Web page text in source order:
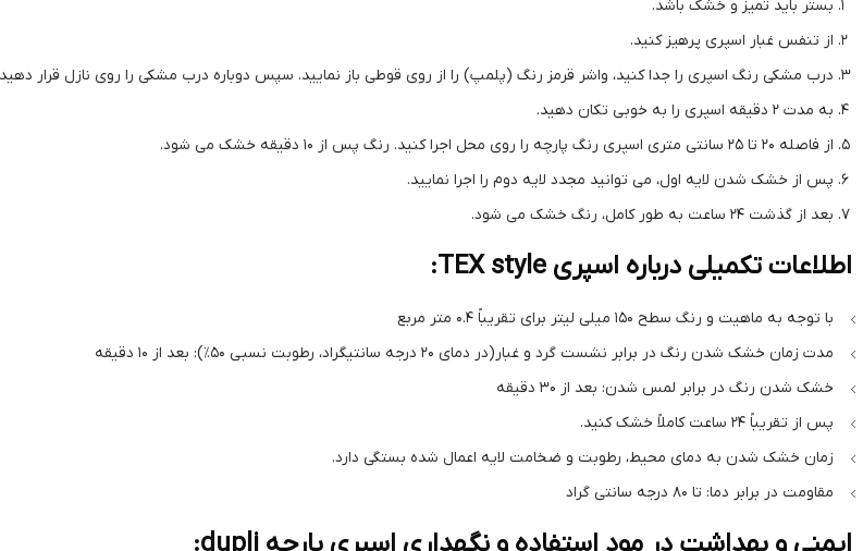
بستر باید تمیز و خشک باشد.
از تنفس غبار اسپری پرهیز کنید.
درب مشکی رنگ اسپری را جدا کنید، واشر قرمز رنگ (پلمپ) را از روی قوطی باز نمایید. سپس دوباره درب مشکی را روی نازل قرار
به مدت 2 دقیقه اسپری را به خوبی تکان دهید.
از فاصله 20 تا 25 سانتی متری اسپری رنگ پارچه را روی محل اجرا کنید. رنگ پس از 10 دقیقه خشک می شود.
پس از خشک شدن لایه اول، می توانید مجدد لایه دوم را اجرا نمایید.
بعد از گذشت 24 ساعت به طور کامل، رنگ خشک می شود.
اطلاعات تکمیلی درباره اسپری TEX style:
با توجه به ماهیت و رنگ سطح 150 میلی لیتر برای تقریباً 0.4 متر مربع
مدت زمان خشک شدن رنگ در برابر نشست گرد و غبار(در دمای 20 درجه سانتیگراد، رطوبت نسبی 50٪): بعد از 10 دقیقه
خشک شدن رنگ در برابر لمس شدن: بعد از 30 دقیقه
پس از تقریباً 24 ساعت کاملاً خشک کنید.
زمان خشک شدن به دمای محیط، رطوبت و ضخامت لایه اعمال شده بستگی دارد.
مقاومت در برابر دما: تا 80 درجه سانتی گراد
ایمنی و بهداشت در مود استفاده و نگهداری اسپری پارچه dupli: